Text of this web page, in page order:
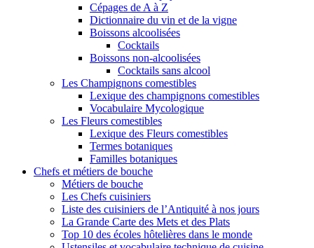
Cépages de A à Z
Dictionnaire du vin et de la vigne
Boissons alcoolisées
Cocktails
Boissons non-alcoolisées
Cocktails sans alcool
Les Champignons comestibles
Lexique des champignons comestibles
Vocabulaire Mycologique
Les Fleurs comestibles
Lexique des Fleurs comestibles
Termes botaniques
Familles botaniques
Chefs et métiers de bouche
Métiers de bouche
Les Chefs cuisiniers
Liste des cuisiniers de l’Antiquité à nos jours
La Grande Carte des Mets et des Plats
Top 10 des écoles hôtelières dans le monde